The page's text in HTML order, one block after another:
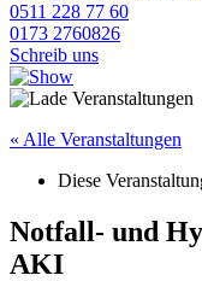
0511 228 77 60
0173 2760826
Schreib uns
« Alle Veranstaltungen
Diese
Notfall- und
AKI